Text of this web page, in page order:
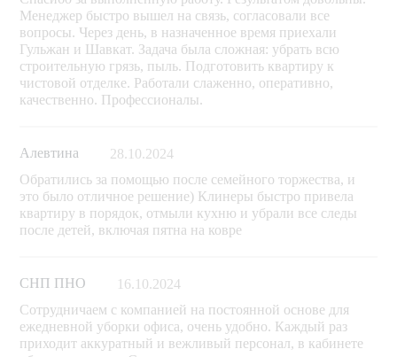
Менеджер быстро вышел на связь, согласовали все
вопросы. Через день, в назначенное время приехали
Гульжан и Шавкат. Задача была сложная: убрать всю
строительную грязь, пыль. Подготовить квартиру к
чистовой отделке. Работали слаженно, оперативно,
качественно. Профессионалы.
Алевтина
28.10.2024
Обратились за помощью после семейного торжества, и
это было отличное решение) Клинеры быстро привела
квартиру в порядок, отмыли кухню и убрали все следы
после детей, включая пятна на ковре
СНП ПНО
16.10.2024
Сотрудничаем с компанией на постоянной основе для
ежедневной уборки офиса, очень удобно. Каждый раз
приходит аккуратный и вежливый персонал, в кабинете